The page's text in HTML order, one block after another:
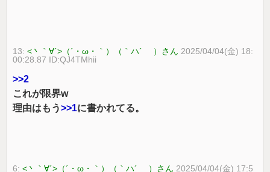
13:<丶｀∀´>（´・ω・｀）（｀ハ´ ）さん 2025/04/04(金) 18:
00:28.87 ID:QJ4TMhii
>>2
これが限界w
理由はもう>>1に書かれてる。
6:<丶｀∀´>（´・ω・｀）（｀ハ´ ）さん 2025/04/04(金) 17:5